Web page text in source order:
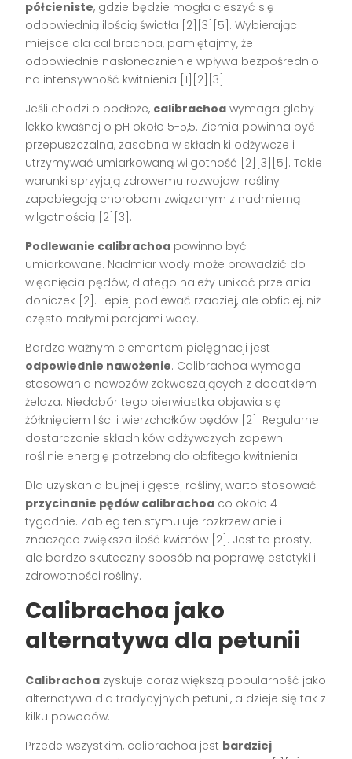
półcieniste, gdzie będzie mogła cieszyć się
odpowiednią ilością światła [2][3][5]. Wybierając
miejsce dla calibrachoa, pamiętajmy, że
odpowiednie nasłonecznienie wpływa bezpośrednio
na intensywność kwitnienia [1][2][3].
Jeśli chodzi o podłoże, calibrachoa wymaga gleby
lekko kwaśnej o pH około 5-5,5. Ziemia powinna być
przepuszczalna, zasobna w składniki odżywcze i
utrzymywać umiarkowaną wilgotność [2][3][5]. Takie
warunki sprzyjają zdrowemu rozwojowi rośliny i
zapobiegają chorobom związanym z nadmierną
wilgotnością [2][3].
Podlewanie calibrachoa powinno być
umiarkowane. Nadmiar wody może prowadzić do
więdnięcia pędów, dlatego należy unikać przelania
doniczek [2]. Lepiej podlewać rzadziej, ale obficiej, niż
często małymi porcjami wody.
Bardzo ważnym elementem pielęgnacji jest
odpowiednie nawożenie. Calibrachoa wymaga
stosowania nawozów zakwaszających z dodatkiem
żelaza. Niedobór tego pierwiastka objawia się
żółknięciem liści i wierzchołków pędów [2]. Regularne
dostarczanie składników odżywczych zapewni
roślinie energię potrzebną do obfitego kwitnienia.
Dla uzyskania bujnej i gęstej rośliny, warto stosować
przycinanie pędów calibrachoa co około 4
tygodnie. Zabieg ten stymuluje rozkrzewianie i
znacząco zwiększa ilość kwiatów [2]. Jest to prosty,
ale bardzo skuteczny sposób na poprawę estetyki i
zdrowotności rośliny.
Calibrachoa jako
alternatywa dla petunii
Calibrachoa zyskuje coraz większą popularność jako
alternatywa dla tradycyjnych petunii, a dzieje się tak z
kilku powodów.
Przede wszystkim, calibrachoa jest bardziej